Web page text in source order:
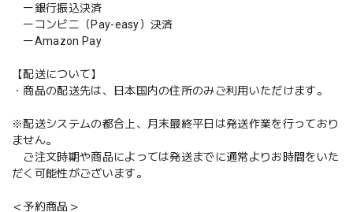
ー銀行振込決済
ーコンビニ（Pay-easy）決済
ーAmazon Pay
【配送について】
・商品の配送先は、日本国内の住所のみご利用いただけます。
※配送システムの都合上、月末最終平日は発送作業を行っており
ません。
ご注文時期や商品によっては発送までに通常よりお時間をいた
だく可能性がございます。
＜予約商品＞